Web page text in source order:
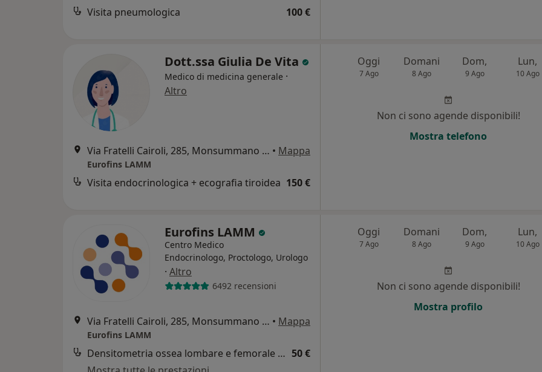
Visita pneumologica 100 €
Dott.ssa Giulia De Vita
Medico di medicina generale ·
Altro
Via Fratelli Cairoli, 285, Monsummano Terme • Mappa
Eurofins LAMM
Visita endocrinologica + ecografia tiroidea 150 €
Oggi
7 Ago
Domani
8 Ago
Dom,
9 Ago
Lun,
10 Ago
Non ci sono agende disponibili!
Mostra telefono
Eurofins LAMM
Centro Medico
Endocrinologo, Proctologo, Urologo
· Altro
6492 recensioni
Via Fratelli Cairoli, 285, Monsummano Terme • Mappa
Eurofins LAMM
Densitometria ossea lombare e femorale monolaterale 50 €
Oggi
7 Ago
Domani
8 Ago
Dom,
9 Ago
Lun,
10 Ago
Non ci sono agende disponibili!
Mostra profilo